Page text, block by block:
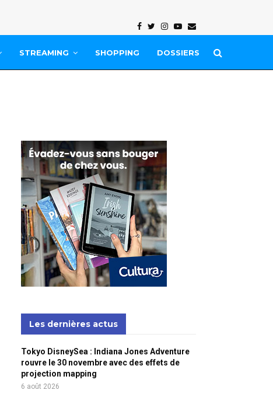
Facebook
Twitter
Instagram
Youtube
Email
STREAMING SHOPPING DOSSIERS
Les dernières actus
Tokyo DisneySea : Indiana Jones Adventure
rouvre le 30 novembre avec des effets de
projection mapping
6 août 2026